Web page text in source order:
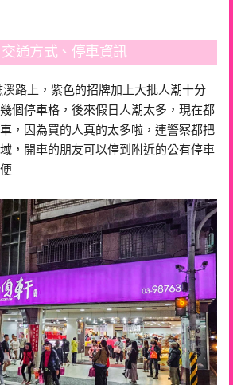
通方式、停車資訊
溪路上，紫色的招牌加上大批人潮十分
個停車格，後來假日人潮太多，現在都
，因為買的人真的太多啦，連警察都把
，開車的朋友可以停到附近的公有停車